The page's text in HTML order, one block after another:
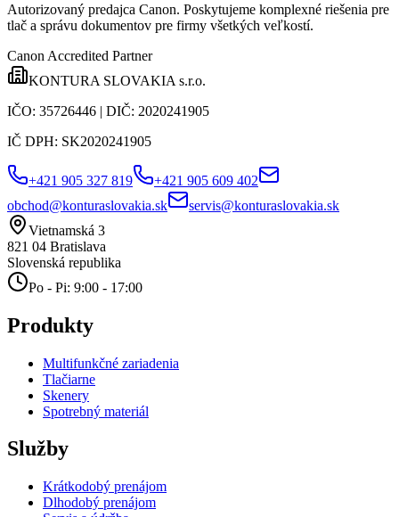
Autorizovaný predajca Canon. Poskytujeme komplexné riešenia pre
tlač a správu dokumentov pre firmy všetkých veľkostí.
Canon Accredited Partner
KONTURA SLOVAKIA s.r.o.
IČO: 35726446 | DIČ: 2020241905
IČ DPH: SK2020241905
+421 905 327 819
+421 905 609 402
obchod@konturaslovakia.sk
servis@konturaslovakia.sk
Vietnamská 3
821 04 Bratislava
Slovenská republika
Po - Pi: 9:00 - 17:00
Produkty
Multifunkčné zariadenia
Tlačiarne
Skenery
Spotrebný materiál
Služby
Krátkodobý prenájom
Dlhodobý prenájom